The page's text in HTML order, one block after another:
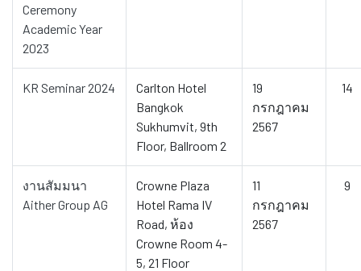
Ceremony
Academic Year
2023
KR Seminar 2024
Carlton Hotel
Bangkok
Sukhumvit, 9th
Floor, Ballroom 2
19
กรกฎาคม
2567
14
งานสัมมนา
Aither Group AG
Crowne Plaza
Hotel Rama IV
Road, ห้อง
Crowne Room 4-
5, 21 Floor
11
กรกฎาคม
2567
9